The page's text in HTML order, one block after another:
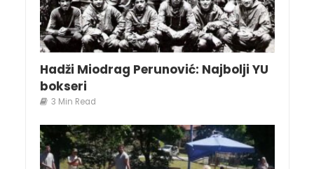
Hadži Miodrag Perunović: Najbolji YU
bokseri
3 Min Read